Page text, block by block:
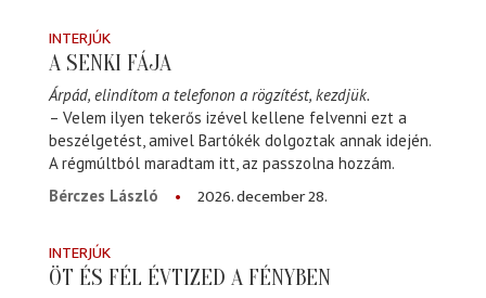
INTERJÚK
A SENKI FÁJA
Árpád, elindítom a telefonon a rögzítést, kezdjük.
– Velem ilyen tekerős izével kellene felvenni ezt a
beszélgetést, amivel Bartókék dolgoztak annak idején.
A régmúltból maradtam itt, az passzolna hozzám.
Bérczes László
2026. december 28.
INTERJÚK
ÖT ÉS FÉL ÉVTIZED A FÉNYBEN